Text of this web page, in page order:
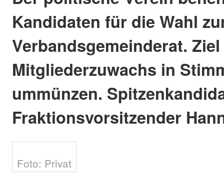
Kandidaten für die Wahl
Verbandsgemeinderat.
Mitgliederzuwachs in
ummünzen.
Fraktionsvorsitzender
Foto: Privat